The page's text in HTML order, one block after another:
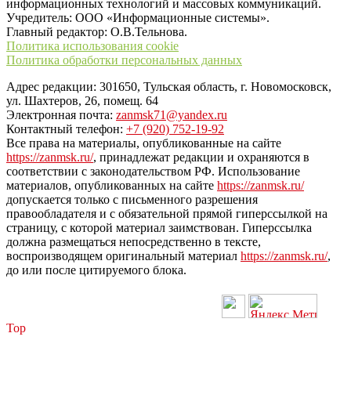
информационных технологий и массовых коммуникаций.
Учредитель: ООО «Информационные системы».
Главный редактор: О.В.Тельнова.
Политика использования cookie
Политика обработки персональных данных
Адрес редакции: 301650, Тульская область, г. Новомосковск,
ул. Шахтеров, 26, помещ. 64
Электронная почта: zanmsk71@yandex.ru
Контактный телефон: +7 (920) 752-19-92
Все права на материалы, опубликованные на сайте
https://zanmsk.ru/, принадлежат редакции и охраняются в
соответствии с законодательством РФ. Использование
материалов, опубликованных на сайте https://zanmsk.ru/
допускается только с письменного разрешения
правообладателя и с обязательной прямой гиперссылкой на
страницу, с которой материал заимствован. Гиперссылка
должна размещаться непосредственно в тексте,
воспроизводящем оригинальный материал https://zanmsk.ru/,
до или после цитируемого блока.
Top